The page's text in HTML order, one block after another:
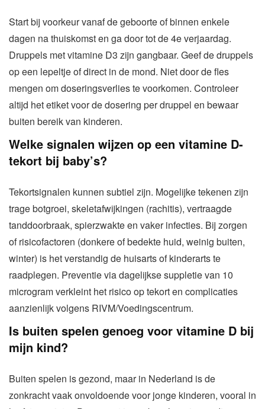
Start bij voorkeur vanaf de geboorte of binnen enkele
dagen na thuiskomst en ga door tot de 4e verjaardag.
Druppels met vitamine D3 zijn gangbaar. Geef de druppels
op een lepeltje of direct in de mond. Niet door de fles
mengen om doseringsverlies te voorkomen. Controleer
altijd het etiket voor de dosering per druppel en bewaar
buiten bereik van kinderen.
Welke signalen wijzen op een vitamine D-
tekort bij baby’s?
Tekortsignalen kunnen subtiel zijn. Mogelijke tekenen zijn
trage botgroei, skeletafwijkingen (rachitis), vertraagde
tanddoorbraak, spierzwakte en vaker infecties. Bij zorgen
of risicofactoren (donkere of bedekte huid, weinig buiten,
winter) is het verstandig de huisarts of kinderarts te
raadplegen. Preventie via dagelijkse suppletie van 10
microgram verkleint het risico op tekort en complicaties
aanzienlijk volgens RIVM/Voedingscentrum.
Is buiten spelen genoeg voor vitamine D bij
mijn kind?
Buiten spelen is gezond, maar in Nederland is de
zonkracht vaak onvoldoende voor jonge kinderen, vooral in